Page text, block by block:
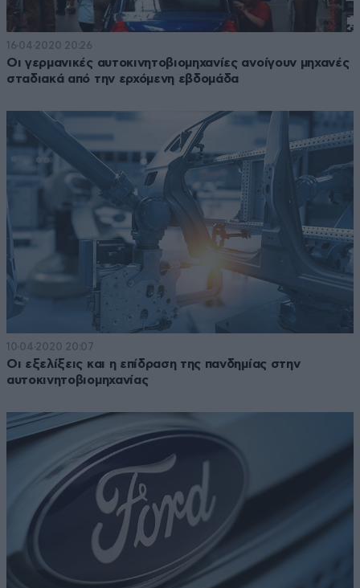
16·04·2020 20:26
Οι γερμανικές αυτοκινητοβιομηχανίες ανοίγουν μηχανές
σταδιακά από την ερχόμενη εβδομάδα
10·04·2020 20:07
Οι εξελίξεις και η επίδραση της πανδημίας στην
αυτοκινητοβιομηχανίας